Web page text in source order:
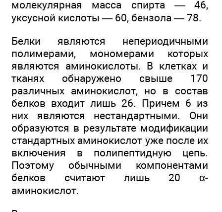
молекулярная масса спирта — 46,
уксусной кислоты — 60, бензола — 78.
Белки являются непериодичными
полимерами, мономерами которых
являются аминокислоты. В клетках и
тканях обнаружено свыше 170
различных аминокислот, но в состав
белков входит лишь 26. Причем 6 из
них являются нестандартными. Они
образуются в результате модификации
стандартных аминокислот уже после их
включения в полипептидную цепь.
Поэтому обычными компонентами
белков считают лишь 20 α-
аминокислот.